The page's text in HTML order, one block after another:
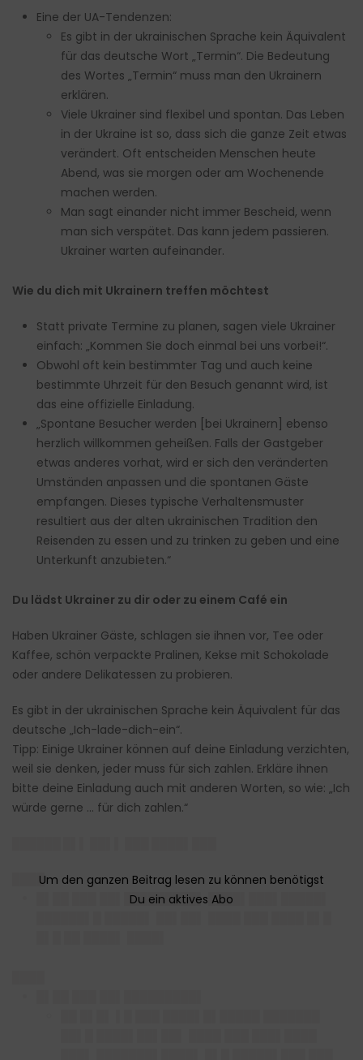
Eine der UA-Tendenzen:
Es gibt in der ukrainischen Sprache kein Äquivalent
für das deutsche Wort „Termin“. Die Bedeutung
des Wortes „Termin“ muss man den Ukrainern
erklären.
Viele Ukrainer sind flexibel und spontan. Das Leben
in der Ukraine ist so, dass sich die ganze Zeit etwas
verändert. Oft entscheiden Menschen heute
Abend, was sie morgen oder am Wochenende
machen werden.
Man sagt einander nicht immer Bescheid, wenn
man sich verspätet. Das kann jedem passieren.
Ukrainer warten aufeinander.
Wie du dich mit Ukrainern treffen möchtest
Statt private Termine zu planen, sagen viele Ukrainer
einfach: „Kommen Sie doch einmal bei uns vorbei!“.
Obwohl oft kein bestimmter Tag und auch keine
bestimmte Uhrzeit für den Besuch genannt wird, ist
das eine offizielle Einladung.
„Spontane Besucher werden [bei Ukrainern] ebenso
herzlich willkommen geheißen. Falls der Gastgeber
etwas anderes vorhat, wird er sich den veränderten
Umständen anpassen und die spontanen Gäste
empfangen. Dieses typische Verhaltensmuster
resultiert aus der alten ukrainischen Tradition den
Reisenden zu essen und zu trinken zu geben und eine
Unterkunft anzubieten.“
Du lädst Ukrainer zu dir oder zu einem Café ein
Haben Ukrainer Gäste, schlagen sie ihnen vor, Tee oder
Kaffee, schön verpackte Pralinen, Kekse mit Schokolade
oder andere Delikatessen zu probieren.
Es gibt in der ukrainischen Sprache kein Äquivalent für das
deutsche „Ich-lade-dich-ein“.
Tipp: Einige Ukrainer können auf deine Einladung verzichten,
weil sie denken, jeder muss für sich zahlen. Erkläre ihnen
bitte deine Einladung auch mit anderen Worten, so wie: „Ich
würde gerne … für dich zahlen.“
████
█▌██ ███ ██▌█████████▌ ████▌███▌█████▌